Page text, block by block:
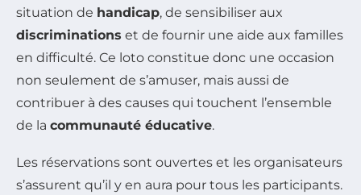
situation de handicap, de sensibiliser aux
discriminations et de fournir une aide aux familles
en difficulté. Ce loto constitue donc une occasion
non seulement de s’amuser, mais aussi de
contribuer à des causes qui touchent l’ensemble
de la communauté éducative.
Les réservations sont ouvertes et les organisateurs
s’assurent qu’il y en aura pour tous les participants.